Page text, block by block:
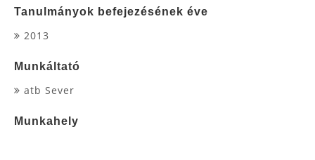
Tanulmányok befejezésének éve
2013
Munkáltató
atb Sever
Munkahely